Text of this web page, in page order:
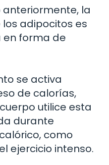
la
adipocitos es
forma de
se activa
de calorías,
utilice esta
durante
como
ejercicio intenso.